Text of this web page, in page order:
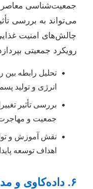
جمعیت‌شناسی معاصر
می‌تواند به بررسی
چالش‌های امنیت
رویکرد جمعیتی
تحلیل رابطه
انرژی و تولید
بررسی تأثیر
جمعیت و
نقش آموزش و
اهداف توسعه
۶. داده‌کاوی و مدل‌سازی جمعیتی